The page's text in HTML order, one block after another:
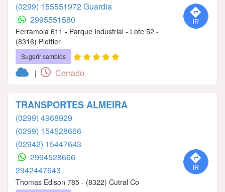
(0299) 155551972 Guardia
2995551580
Ferramola 611 - Parque Industrial - Lote 52 -
(8316) Plottier
Sugerir cambios
| Cerrado
TRANSPORTES ALMEIRA
(0299) 4968929
(0299) 154528666
(02942) 15447643
2994528666
2942447643
Thomas Edison 785 - (8322) Cutral Co